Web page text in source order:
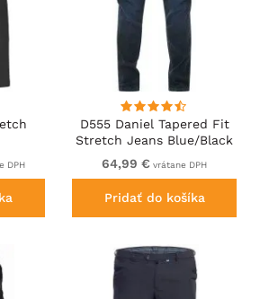
DPH
D555 Daniel Tapered Fit
Stretch Jeans Blue/Black
Wash
64,99 € vrátane DPH
Pridať do košíka